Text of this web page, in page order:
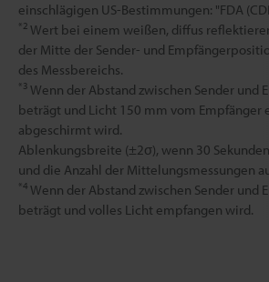
einschlägigen US-Bestimmungen: "FDA
*2 Wert bei einem weißen, diffus
der Mitte der Sender- und
des Messbereichs.
*3 Wenn der Abstand zwischen Sender und
beträgt und Licht 150 mm vom Empfänger
abgeschirmt wird.
Ablenkungsbreite (±2σ), wenn 30
und die Anzahl der Mittelungsmessungen
*4 Wenn der Abstand zwischen Sender und
beträgt und volles Licht empfangen wird.